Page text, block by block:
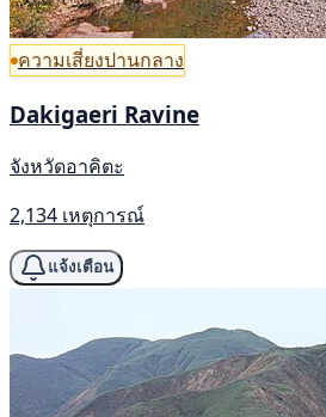
ความเสี่ยงปานกลาง
Dakigaeri Ravine
จังหวัดอาคิตะ
2,134 เหตุการณ์
แจ้งเตือน